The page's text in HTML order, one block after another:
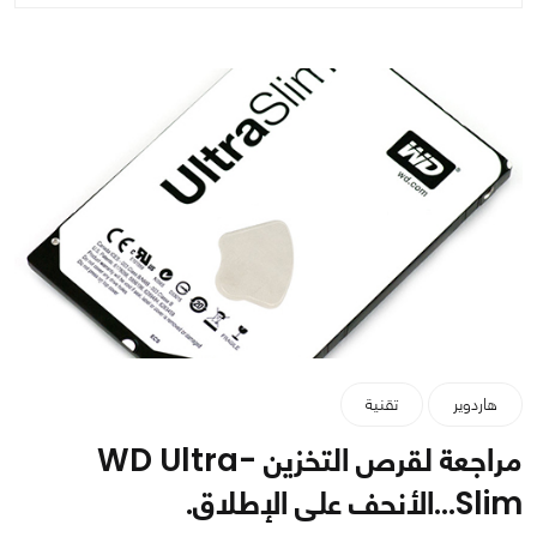
هاردوير تقنية
مراجعة لقرص التخزين WD Ultra-
Slim...الأنحف على الإطلاق.